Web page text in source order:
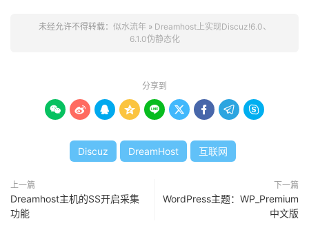
未经允许不得转载： 似水流年» Dreamhost上实现Discuz!6.0、
6.1.0伪静态化
分享到
        
Discuz DreamHost 互联网
上一篇
Dreamhost主机的SS开启采集
功能
下一篇
WordPress主题：WP_Premium
中文版